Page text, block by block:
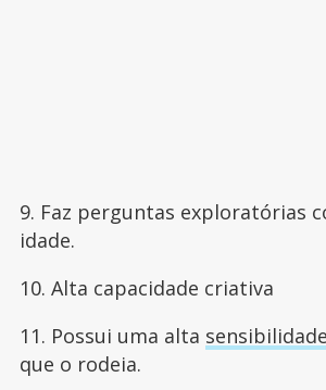
9. Faz perguntas exploratórias
idade.
10. Alta capacidade criativa
11. Possui uma alta sensibilidade
que o rodeia.